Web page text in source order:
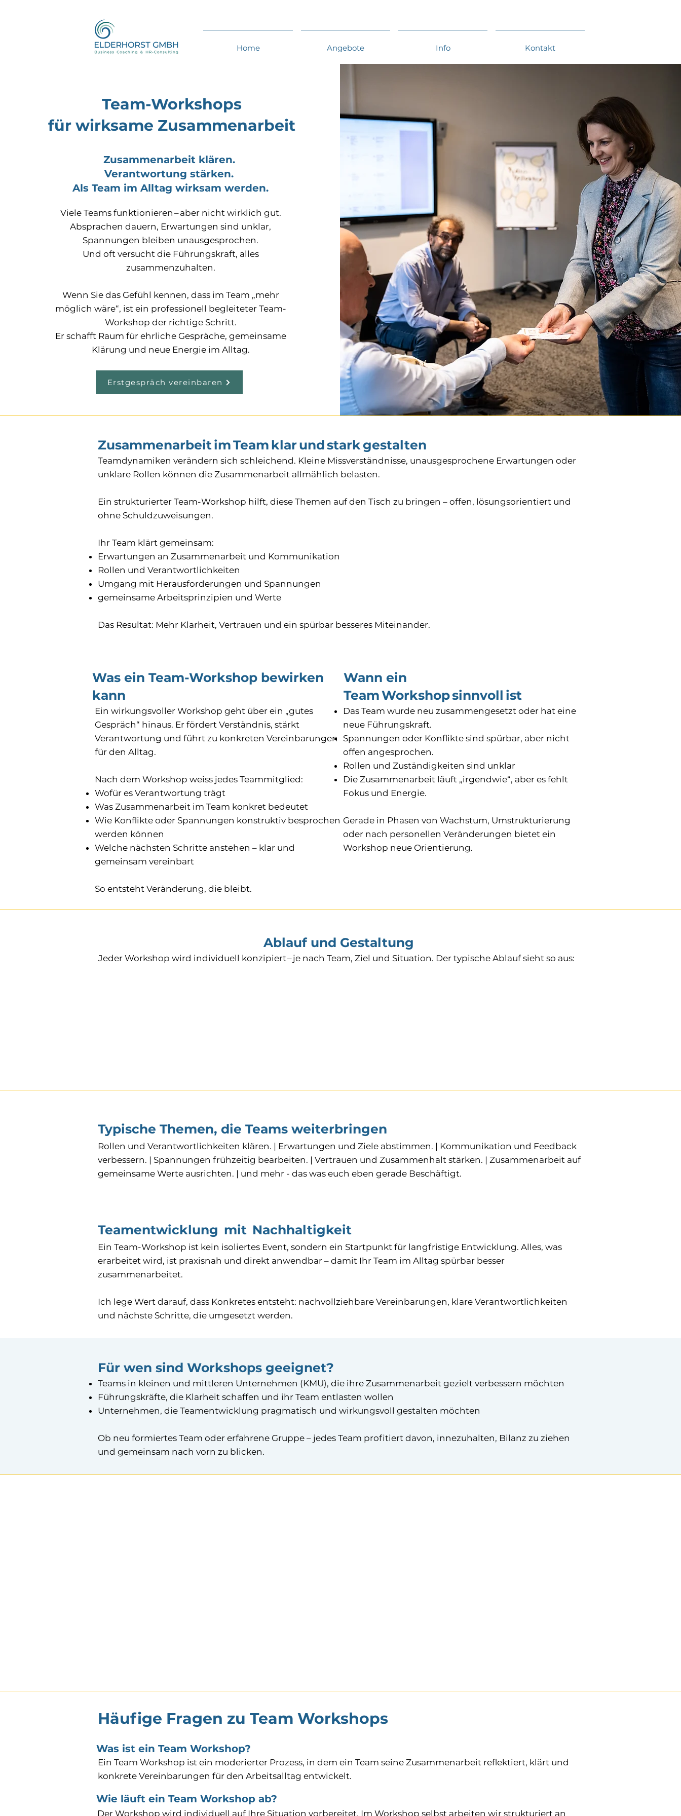
Home Angebote Info Kontakt
Team-Workshops
für wirksame Zusammenarbeit
Zusammenarbeit klären.
Verantwortung stärken.
Als Team im Alltag wirksam werden.
Viele Teams funktionieren – aber nicht wirklich gut.
Absprachen dauern, Erwartungen sind unklar,
Spannungen bleiben unausgesprochen.
Und oft versucht die Führungskraft, alles
zusammenzuhalten.
Wenn Sie das Gefühl kennen, dass im Team „mehr
möglich wäre“, ist ein professionell begleiteter Team-
Workshop der richtige Schritt.
Er schafft Raum für ehrliche Gespräche, gemeinsame
Klärung und neue Energie im Alltag.
Erstgespräch vereinbaren
Zusammenarbeit im Team klar und stark gestalten
Teamdynamiken verändern sich schleichend. Kleine Missverständnisse, unausgesprochene Erwartungen oder
unklare Rollen können die Zusammenarbeit allmählich belasten.
Ein strukturierter Team-Workshop hilft, diese Themen auf den Tisch zu bringen – offen, lösungsorientiert und
ohne Schuldzuweisungen.
Ihr Team klärt gemeinsam:
Erwartungen an Zusammenarbeit und Kommunikation
Rollen und Verantwortlichkeiten
Umgang mit Herausforderungen und Spannungen
gemeinsame Arbeitsprinzipien und Werte
Das Resultat: Mehr Klarheit, Vertrauen und ein spürbar besseres Miteinander.
Was ein Team-Workshop bewirken
kann
Ein wirkungsvoller Workshop geht über ein „gutes
Gespräch“ hinaus. Er fördert Verständnis, stärkt
Verantwortung und führt zu konkreten Vereinbarungen
für den Alltag.
Nach dem Workshop weiss jedes Teammitglied:
Wofür es Verantwortung trägt
Was Zusammenarbeit im Team konkret bedeutet
Wie Konflikte oder Spannungen konstruktiv besprochen
werden können
Welche nächsten Schritte anstehen – klar und
gemeinsam vereinbart
So entsteht Veränderung, die bleibt.
Wann ein
Team Workshop sinnvoll ist
Das Team wurde neu zusammengesetzt oder hat eine
neue Führungskraft.
Spannungen oder Konflikte sind spürbar, aber nicht
offen angesprochen.
Rollen und Zuständigkeiten sind unklar
Die Zusammenarbeit läuft „irgendwie“, aber es fehlt
Fokus und Energie.
Gerade in Phasen von Wachstum, Umstrukturierung
oder nach personellen Veränderungen bietet ein
Workshop neue Orientierung.
Ablauf und Gestaltung
Jeder Workshop wird individuell konzipiert – je nach Team, Ziel und Situation. Der typische Ablauf sieht so aus:
Typische Themen, die Teams weiterbringen
Rollen und Verantwortlichkeiten klären. | Erwartungen und Ziele abstimmen. | Kommunikation und Feedback
verbessern. | Spannungen frühzeitig bearbeiten. | Vertrauen und Zusammenhalt stärken. | Zusammenarbeit auf
gemeinsame Werte ausrichten. | und mehr - das was euch eben gerade Beschäftigt.
Teamentwicklung mit Nachhaltigkeit
Ein Team-Workshop ist kein isoliertes Event, sondern ein Startpunkt für langfristige Entwicklung. Alles, was
erarbeitet wird, ist praxisnah und direkt anwendbar – damit Ihr Team im Alltag spürbar besser
zusammenarbeitet.
Ich lege Wert darauf, dass Konkretes entsteht: nachvollziehbare Vereinbarungen, klare Verantwortlichkeiten
und nächste Schritte, die umgesetzt werden.
Für wen sind Workshops geeignet?
Teams in kleinen und mittleren Unternehmen (KMU), die ihre Zusammenarbeit gezielt verbessern möchten
Führungskräfte, die Klarheit schaffen und ihr Team entlasten wollen
Unternehmen, die Teamentwicklung pragmatisch und wirkungsvoll gestalten möchten
Ob neu formiertes Team oder erfahrene Gruppe – jedes Team profitiert davon, innezuhalten, Bilanz zu ziehen
und gemeinsam nach vorn zu blicken.
​Häufige Fragen zu Team Workshops
Was ist ein Team Workshop?
Ein Team Workshop ist ein moderierter Prozess, in dem ein Team seine Zusammenarbeit reflektiert, klärt und
konkrete Vereinbarungen für den Arbeitsalltag entwickelt.
Wie läuft ein Team Workshop ab?
Der Workshop wird individuell auf Ihre Situation vorbereitet. Im Workshop selbst arbeiten wir strukturiert an